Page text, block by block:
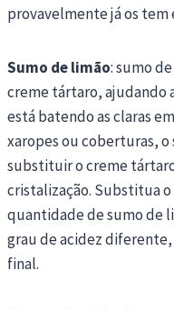
provavelmente já os tem
Sumo de limão: sumo
creme tártaro, ajudando
está batendo as claras
xaropes ou coberturas,
substituir o creme
cristalização. Substitua
quantidade de sumo de
grau de acidez
final.